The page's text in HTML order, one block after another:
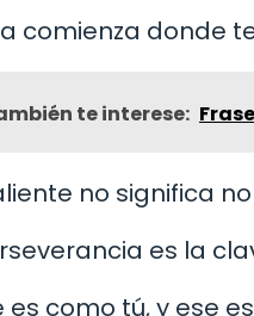
comienza donde
te interese:
no significa
es la
es como tú, y ese